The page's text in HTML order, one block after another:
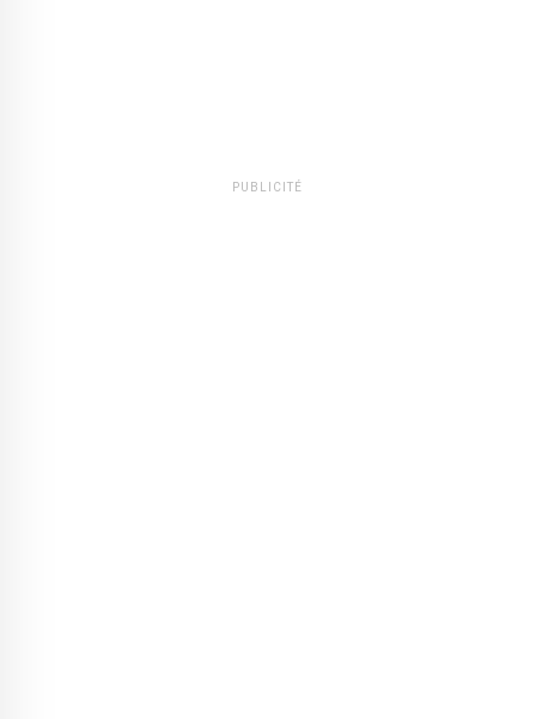
PUBLICITÉ